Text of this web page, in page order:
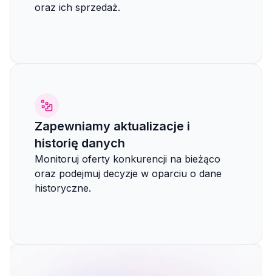
oraz ich sprzedaż.
Zapewniamy aktualizacje i
historię danych
Monitoruj oferty konkurencji na bieżąco
oraz podejmuj decyzje w oparciu o dane
historyczne.